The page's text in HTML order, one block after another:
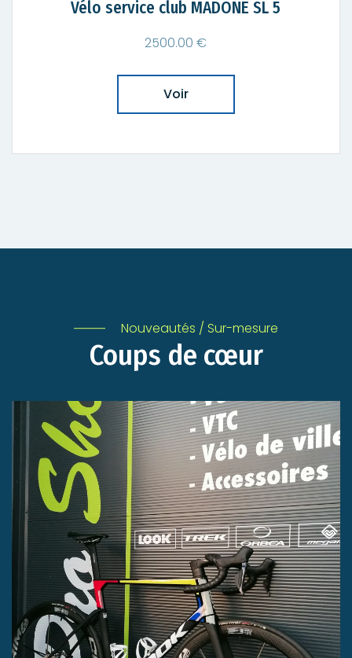
Vélo service club MADONE SL 5
2500.00 €
Voir
Nouveautés / Sur-mesure
Coups de cœur